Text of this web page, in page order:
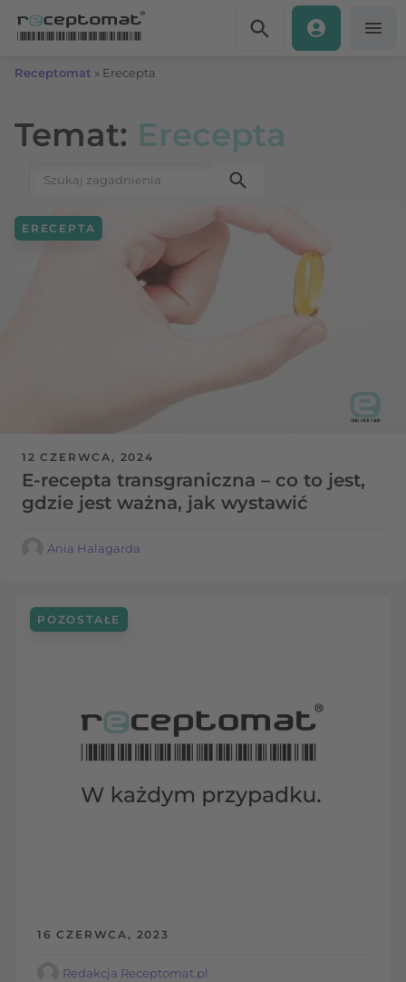
Receptomat » Erecepta
Temat: Erecepta
Szukaj:
12 CZERWCA, 2024
E-recepta transgraniczna – co to jest,
gdzie jest ważna, jak wystawić
ERECEPTA
Ania Halagarda
16 CZERWCA, 2023
POZOSTAŁE
Redakcja Receptomat.pl